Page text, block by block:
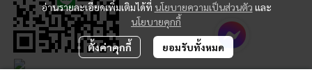
อ่านรายละเอียดเพิ่มเติมได้ที่ นโยบายความเป็นส่วนตัว และ
นโยบายคุกกี้
ตั้งค่าคุกกี้ ยอมรับทั้งหมด